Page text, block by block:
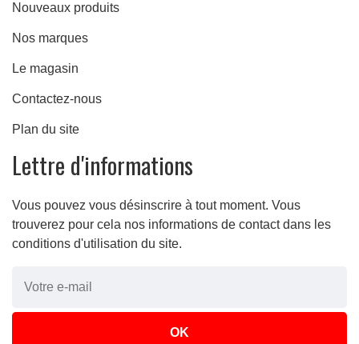
Nouveaux produits
Nos marques
Le magasin
Contactez-nous
Plan du site
Lettre d'informations
Vous pouvez vous désinscrire à tout moment. Vous
trouverez pour cela nos informations de contact dans les
conditions d'utilisation du site.